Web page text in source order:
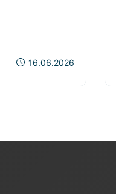
16.06.2026